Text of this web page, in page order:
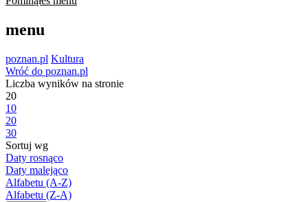
menu
poznan.pl Kultura
Wróć do poznan.pl
Liczba wyników na stronie
20
10
20
30
Sortuj wg
Daty rosnąco
Daty malejąco
Alfabetu (A-Z)
Alfabetu (Z-A)